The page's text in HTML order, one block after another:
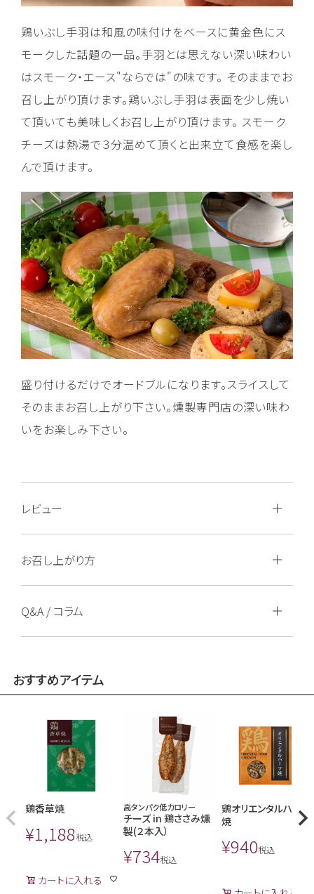
鶏いぶし手羽は和風の味付けをベースに黄金色にス
モークした話題の一品。手羽とは思えない深い味わい
はスモーク・エース"ならでは"の味です。 そのままでお
召し上がり頂けます。鶏いぶし手羽は表面を少し焼い
て頂いても美味しくお召し上がり頂けます。 スモーク
チーズは熱湯で３分温めて頂くと出来立て食感を楽し
んで頂けます。
盛り付けるだけでオードブルになります。スライスして
そのままお召し上がり下さい。燻製専門店の深い味わ
いをお楽しみ下さい。
レビュー
お召し上がり方
Q&A / コラム
おすすめアイテム
鶏香草焼
¥1,188税込
カートに入れる
高タンパク低カロリー
チーズ in 鶏ささみ燻
製(２本入）
¥734税込
鶏オリエンタルハーブ
焼
¥940税込